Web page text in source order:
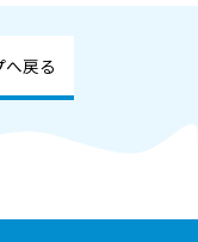
戻る